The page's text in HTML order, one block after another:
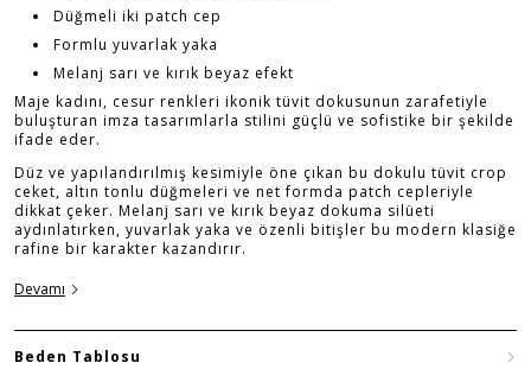
Düğmeli iki patch cep
Formlu yuvarlak yaka
Melanj sarı ve kırık beyaz efekt
Maje kadını, cesur renkleri ikonik tüvit dokusunun zarafetiyle
buluşturan imza tasarımlarla stilini güçlü ve sofistike bir şekilde
ifade eder.
Düz ve yapılandırılmış kesimiyle öne çıkan bu dokulu tüvit crop
ceket, altın tonlu düğmeleri ve net formda patch cepleriyle
dikkat çeker. Melanj sarı ve kırık beyaz dokuma silüeti
aydınlatırken, yuvarlak yaka ve özenli bitişler bu modern klasiğe
rafine bir karakter kazandırır.
Devamı
Beden Tablosu